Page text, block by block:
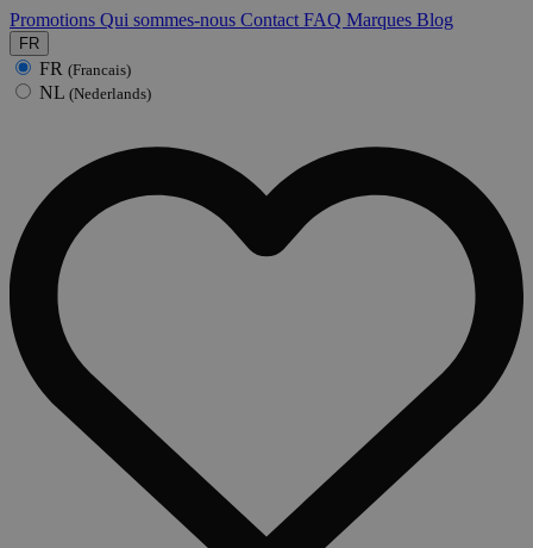
Promotions Qui sommes-nous Contact FAQ Marques Blog
FR
FR (Francais)
NL (Nederlands)